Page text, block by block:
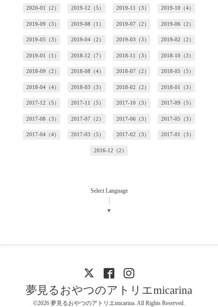
2020-01（2） 2019-12（5） 2019-11（3） 2019-10（4）
2019-09（3） 2019-08（1） 2019-07（2） 2019-06（2）
2019-05（3） 2019-04（2） 2019-03（3） 2019-02（2）
2019-01（1） 2018-12（7） 2018-11（3） 2018-10（3）
2018-09（2） 2018-08（4） 2018-07（2） 2018-05（5）
2018-04（4） 2018-03（3） 2018-02（2） 2018-01（3）
2017-12（5） 2017-11（5） 2017-10（3） 2017-09（5）
2017-08（3） 2017-07（2） 2017-06（3） 2017-05（3）
2017-04（4） 2017-03（5） 2017-02（3） 2017-01（3）
2016-12（2）
Select Language
▼
夢見るおやつのアトリエmicarina
©2026 夢見るおやつのアトリエmicarina. All Rights Reserved.